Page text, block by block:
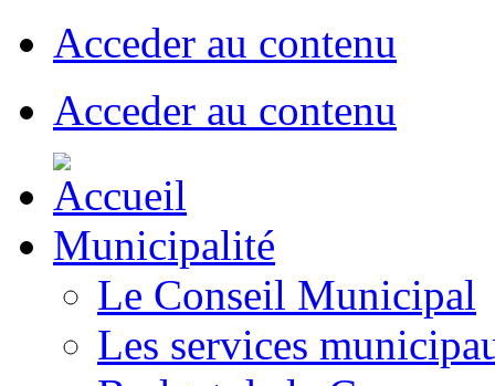
Acceder au contenu
Acceder au contenu
Municipalité
Le Conseil Municipal
Les services